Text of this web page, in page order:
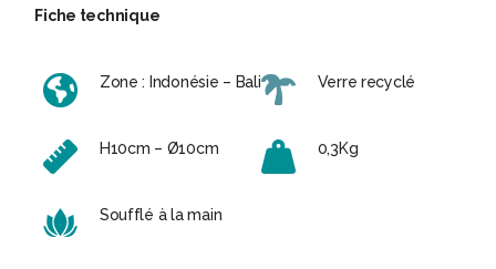
Fiche technique
Zone : Indonésie – Bali
H10cm – Ø10cm
Soufflé à la main
Verre recyclé
0,3Kg